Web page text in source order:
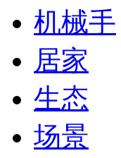
机械手
居家
生态
场景